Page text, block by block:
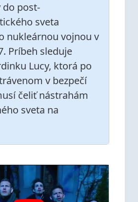
do post-
sveta
nukleárnou vojnou v
Príbeh sleduje
Lucy, ktorá po
v bezpečí
čeliť nástrahám
sveta na